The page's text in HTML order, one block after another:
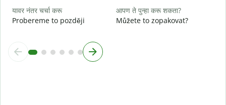
यावर नंतर चर्चा करू
Probereme to později
आपण ते पुन्हा करू शकता?
Můžete to zopakovat?